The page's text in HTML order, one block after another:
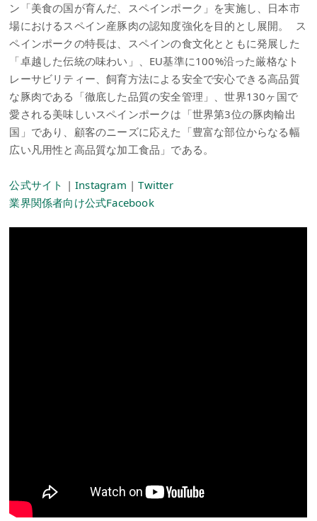
ン「美食の国が育んだ、スペインポーク」を実施し、日本市
場におけるスペイン産豚肉の認知度強化を目的とし展開。 ス
ペインポークの特長は、スペインの食文化とともに発展した
「卓越した伝統の味わい」、EU基準に100%沿った厳格なト
レーサビリティー、飼育方法による安全で安心できる高品質
な豚肉である「徹底した品質の安全管理」、世界130ヶ国で
愛される美味しいスペインポークは「世界第3位の豚肉輸出
国」であり、顧客のニーズに応えた「豊富な部位からなる幅
広い凡用性と高品質な加工食品」である。
公式サイト |Instagram |Twitter
業界関係者向け公式Facebook